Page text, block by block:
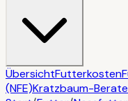
ÜbersichtFutterkosten
(NFE)Kratzbaum-